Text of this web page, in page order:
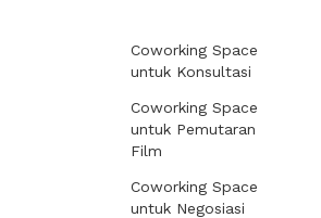
Coworking Space
untuk Konsultasi
Coworking Space
untuk Pemutaran
Film
Coworking Space
untuk Negosiasi